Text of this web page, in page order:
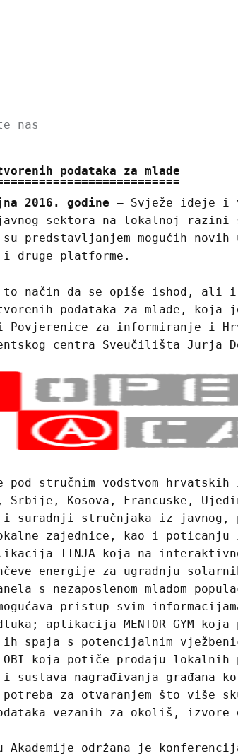
nas
podataka za mlade
2016. godine – Svježe ideje i
sektora na lokalnoj razini
predstavljanjem mogućih
i druge platforme.
način da se opiše ishod, ali i
podataka za mlade,
za informiranje i
centra Sveučilišta Jurja
pod stručnim vodstvom
Srbije, Kosova, Francuske,
i suradnji stručnjaka iz javnog,
zajednice, kao i
TINJA koja na
energije za ugradnju
s nezaposlenom mladom
pristup svim
aplikacija MENTOR GYM
ih spaja s potencijalnim
koja potiče prodaju lokalnih
i sustava nagrađivanja građana
potreba za otvaranjem što više
vezanih za okoliš,
Akademije održana je